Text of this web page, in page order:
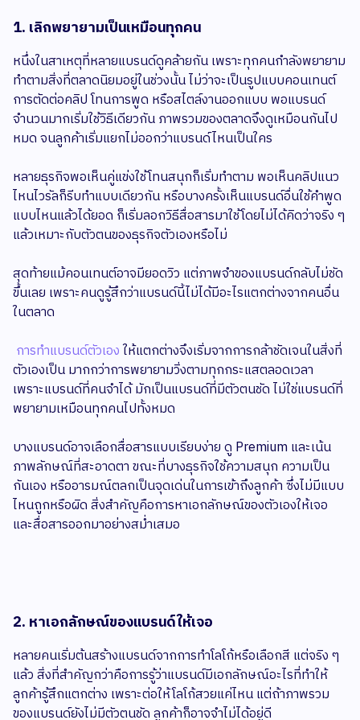
1. เลิกพยายามเป็นเหมือนทุกคน
หนึ่งในสาเหตุที่หลายแบรนด์ดูคล้ายกัน เพราะทุกคนกำลังพยายาม
ทำตามสิ่งที่ตลาดนิยมอยู่ในช่วงนั้น ไม่ว่าจะเป็นรูปแบบคอนเทนต์
การตัดต่อคลิป โทนการพูด หรือสไตล์งานออกแบบ พอแบรนด์
จำนวนมากเริ่มใช้วิธีเดียวกัน ภาพรวมของตลาดจึงดูเหมือนกันไป
หมด จนลูกค้าเริ่มแยกไม่ออกว่าแบรนด์ไหนเป็นใคร
หลายธุรกิจพอเห็นคู่แข่งใช้โทนสนุกก็เริ่มทำตาม พอเห็นคลิปแนว
ไหนไวรัลก็รีบทำแบบเดียวกัน หรือบางครั้งเห็นแบรนด์อื่นใช้คำพูด
แบบไหนแล้วได้ยอด ก็เริ่มลอกวิธีสื่อสารมาใช้โดยไม่ได้คิดว่าจริง ๆ
แล้วเหมาะกับตัวตนของธุรกิจตัวเองหรือไม่
สุดท้ายแม้คอนเทนต์อาจมียอดวิว แต่ภาพจำของแบรนด์กลับไม่ชัด
ขึ้นเลย เพราะคนดูรู้สึกว่าแบรนด์นี้ไม่ได้มีอะไรแตกต่างจากคนอื่น
ในตลาด
การทำแบรนด์ตัวเองให้แตกต่างจึงเริ่มจากการกล้าชัดเจนในสิ่งที่
ตัวเองเป็น มากกว่าการพยายามวิ่งตามทุกกระแสตลอดเวลา
เพราะแบรนด์ที่คนจำได้ มักเป็นแบรนด์ที่มีตัวตนชัด ไม่ใช่แบรนด์ที่
พยายามเหมือนทุกคนไปทั้งหมด
บางแบรนด์อาจเลือกสื่อสารแบบเรียบง่าย ดู Premium และเน้น
ภาพลักษณ์ที่สะอาดตา ขณะที่บางธุรกิจใช้ความสนุก ความเป็น
กันเอง หรืออารมณ์ตลกเป็นจุดเด่นในการเข้าถึงลูกค้า ซึ่งไม่มีแบบ
ไหนถูกหรือผิด สิ่งสำคัญคือการหาเอกลักษณ์ของตัวเองให้เจอ
และสื่อสารออกมาอย่างสม่ำเสมอ
2. หาเอกลักษณ์ของแบรนด์ให้เจอ
หลายคนเริ่มต้นสร้างแบรนด์จากการทำโลโก้หรือเลือกสี แต่จริง ๆ
แล้ว สิ่งที่สำคัญกว่าคือการรู้ว่าแบรนด์มีเอกลักษณ์อะไรที่ทำให้
ลูกค้ารู้สึกแตกต่าง เพราะต่อให้โลโก้สวยแค่ไหน แต่ถ้าภาพรวม
ของแบรนด์ยังไม่มีตัวตนชัด ลูกค้าก็อาจจำไม่ได้อยู่ดี